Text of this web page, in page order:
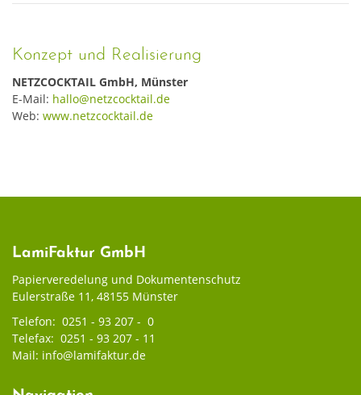
Konzept und Realisierung
NETZCOCKTAIL GmbH, Münster
E-Mail: hallo@netzcocktail.de
Web: www.netzcocktail.de
LamiFaktur GmbH
Papierveredelung und Dokumentenschutz
Eulerstraße 11, 48155 Münster
Telefon: 0251 - 93 207 - 0
Telefax: 0251 - 93 207 - 11
Mail: info@lamifaktur.de